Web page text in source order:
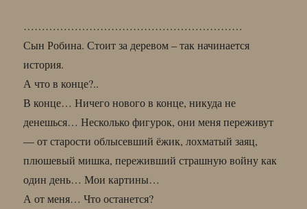
……………………………………………………
Сын Робина. Стоит за деревом – так начинается
история.
А что в конце?..
В конце… Ничего нового в конце, никуда не
денешься… Несколько фигурок, они меня переживут
— от старости облысевший ёжик, лохматый заяц,
плюшевый мишка, переживший страшную войну как
один день… Мои картины…
А от меня… Что останется?